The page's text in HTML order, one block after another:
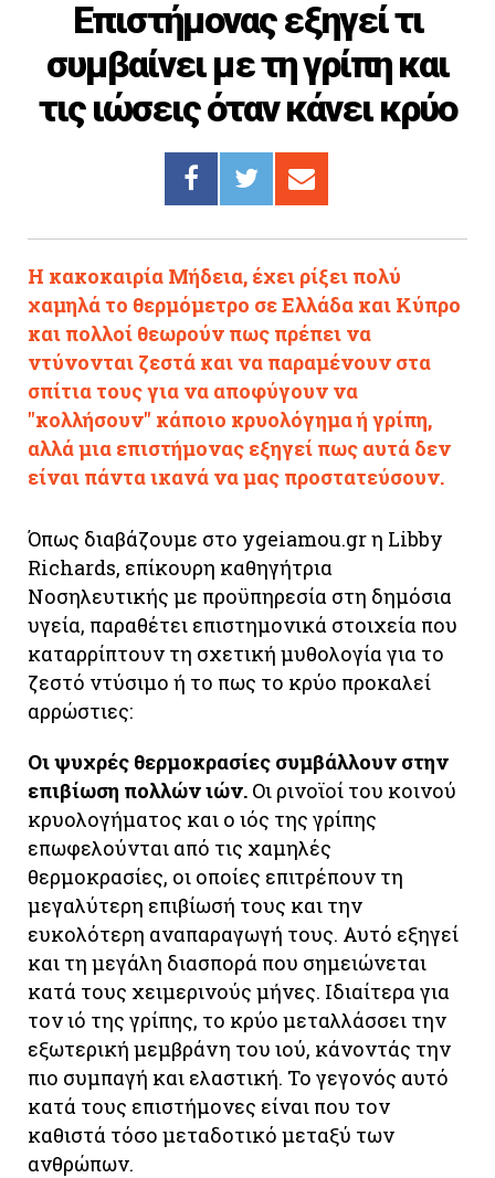
ΣΥΝΔΕΣΜΟΙ
Tv
Επιστήμονας εξηγεί τι
συμβαίνει με τη γρίπη και
τις ιώσεις όταν κάνει κρύο
Η κακοκαιρία Μήδεια, έχει ρίξει πολύ
χαμηλά το θερμόμετρο σε Ελλάδα και Κύπρο
και πολλοί θεωρούν πως πρέπει να
ντύνονται ζεστά και να παραμένουν στα
σπίτια τους για να αποφύγουν να
"κολλήσουν" κάποιο κρυολόγημα ή γρίπη,
αλλά μια επιστήμονας εξηγεί πως αυτά δεν
είναι πάντα ικανά να μας προστατεύσουν.
Όπως διαβάζουμε στο ygeiamou.gr η Libby
Richards, επίκουρη καθηγήτρια
Νοσηλευτικής με προϋπηρεσία στη δημόσια
υγεία, παραθέτει επιστημονικά στοιχεία που
καταρρίπτουν τη σχετική μυθολογία για το
ζεστό ντύσιμο ή το πως το κρύο προκαλεί
αρρώστιες:
Οι ψυχρές θερμοκρασίες συμβάλλουν στην
επιβίωση πολλών ιών. Οι ρινοϊοί του κοινού
κρυολογήματος και ο ιός της γρίπης
επωφελούνται από τις χαμηλές
θερμοκρασίες, οι οποίες επιτρέπουν τη
μεγαλύτερη επιβίωσή τους και την
ευκολότερη αναπαραγωγή τους. Αυτό εξηγεί
και τη μεγάλη διασπορά που σημειώνεται
κατά τους χειμερινούς μήνες. Ιδιαίτερα για
τον ιό της γρίπης, το κρύο μεταλλάσσει την
εξωτερική μεμβράνη του ιού, κάνοντάς την
πιο συμπαγή και ελαστική. Το γεγονός αυτό
κατά τους επιστήμονες είναι που τον
καθιστά τόσο μεταδοτικό μεταξύ των
ανθρώπων.